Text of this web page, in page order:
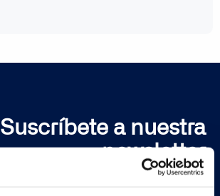
Suscríbete a nuestra
newsletter